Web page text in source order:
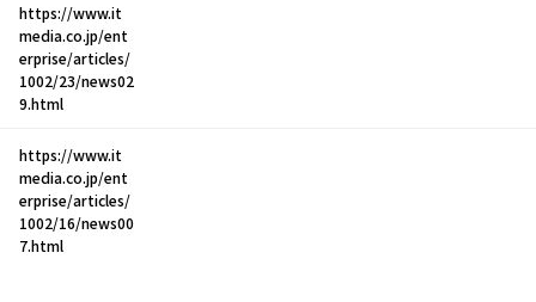
https://www.it
media.co.jp/ent
erprise/articles/
1002/23/news02
9.html
https://www.it
media.co.jp/ent
erprise/articles/
1002/16/news00
7.html